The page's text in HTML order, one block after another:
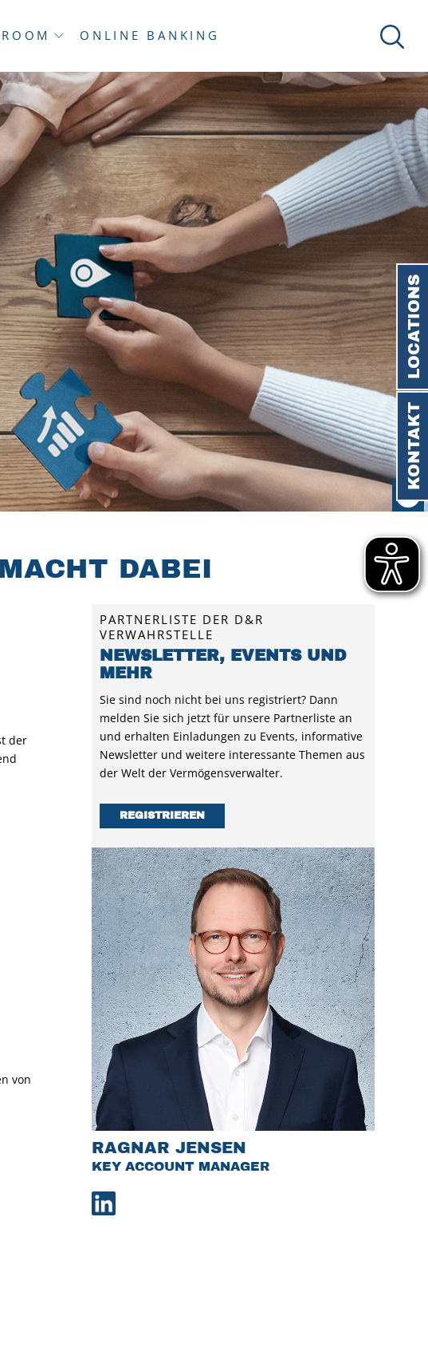
ONLINE BANKING
LOCATIONS
KONTAKT
DABEI
der
von
PARTNERLISTE DER D&R
VERWAHRSTELLE
NEWSLETTER, EVENTS UND
MEHR
Sie sind noch nicht bei uns registriert? Dann
melden Sie sich jetzt für unsere Partnerliste an
und erhalten Einladungen zu Events, informative
Newsletter und weitere interessante Themen aus
der Welt der Vermögensverwalter.
REGISTRIEREN
RAGNAR JENSEN
KEY ACCOUNT MANAGER